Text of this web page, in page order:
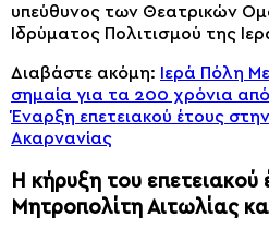
υπεύθυνος των Θεατρικών
Ιδρύματος Πολιτισμού της
Διαβάστε ακόμη:
Ιερά Πόλη
σημαία για τα 200 χρόνια
Έναρξη επετειακού έτους
Ακαρνανίας
Η κήρυξη του επετειακού
Μητροπολίτη Αιτωλίας